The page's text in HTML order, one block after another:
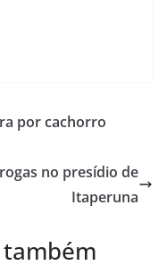
por cachorro
no presídio de
Itaperuna